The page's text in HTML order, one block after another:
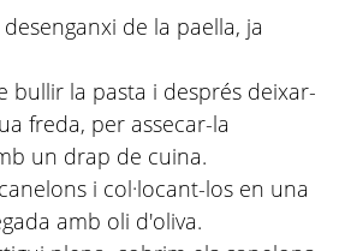
de la paella, ja
bullir la pasta i després deixar-
freda, per assecar-la
un drap de cuina.
i col·locant-los en una
amb oli d'oliva.